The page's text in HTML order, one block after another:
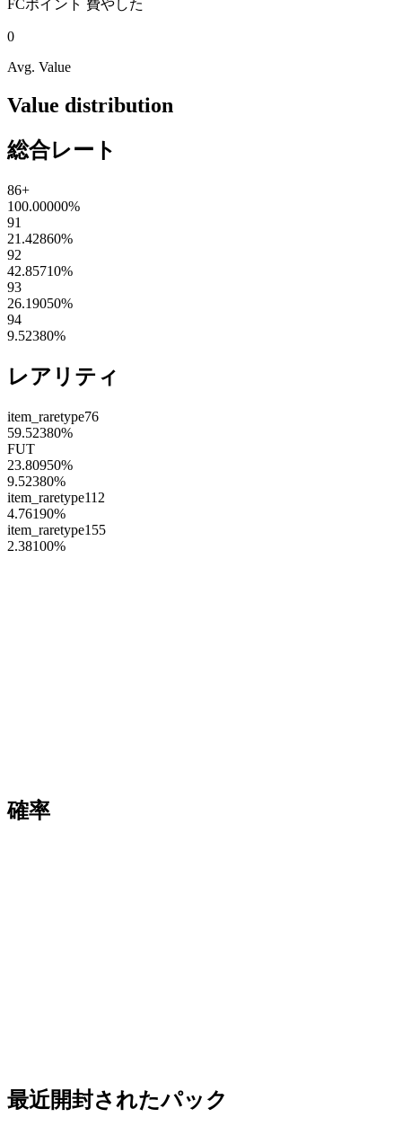
FCポイント 費やした
0
Avg. Value
Value distribution
総合レート
86+
100.00000%
91
21.42860%
92
42.85710%
93
26.19050%
94
9.52380%
レアリティ
item_raretype76
59.52380%
FUT
23.80950%
9.52380%
item_raretype112
4.76190%
item_raretype155
2.38100%
確率
最近開封されたパック